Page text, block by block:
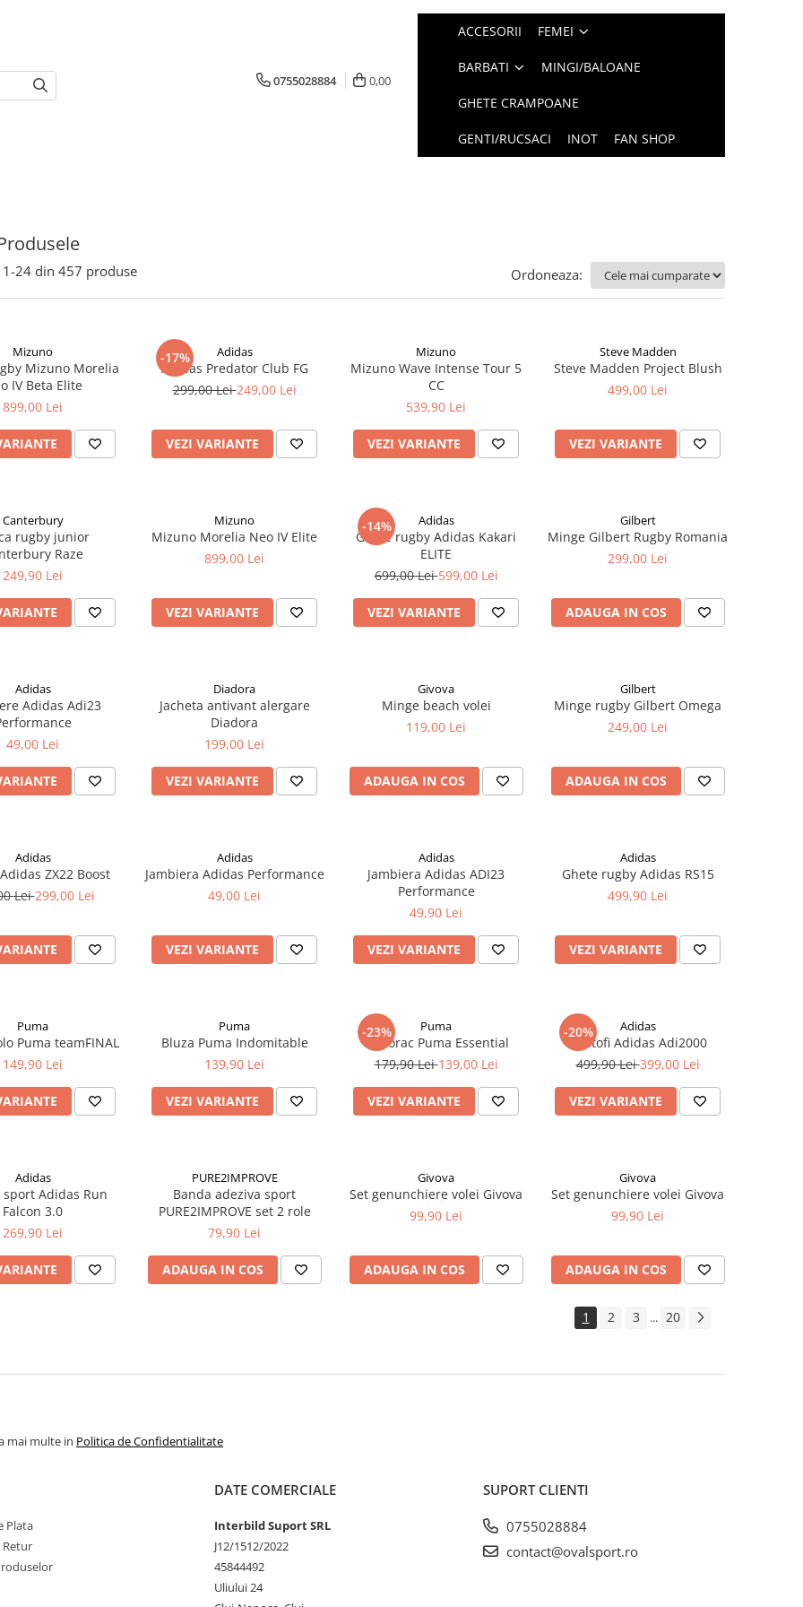
0755028884 0,00
ACCESORII FEMEI
BARBATI MINGI/BALOANE
GHETE CRAMPOANE
GENTI/RUCSACI INOT FAN SHOP
1-24 din 457 produse Ordoneaza:
Mizuno
Mizuno Morelia
IV Beta Elite
899,00 Lei
-17% Adidas
Adidas Predator Club FG
299,00 Lei249,00 Lei
VEZI VARIANTE
Mizuno
Mizuno Wave Intense Tour 5
CC
539,90 Lei
VEZI VARIANTE
Steve Madden
Steve Madden Project Blush
499,00 Lei
VEZI VARIANTE
Canterbury
rugby junior
Raze
249,90 Lei
Mizuno
Mizuno Morelia Neo IV Elite
899,00 Lei
VEZI VARIANTE
-14% Adidas
Ghete rugby Adidas Kakari
ELITE
699,00 Lei599,00 Lei
VEZI VARIANTE
Gilbert
Minge Gilbert Rugby Romania
299,00 Lei
ADAUGA IN COS
Adidas
Adidas Adi23
49,00 Lei
Diadora
Jacheta antivant alergare
Diadora
199,00 Lei
VEZI VARIANTE
Givova
Minge beach volei
119,00 Lei
ADAUGA IN COS
Gilbert
Minge rugby Gilbert Omega
249,00 Lei
ADAUGA IN COS
Adidas
ZX22 Boost
Lei299,00 Lei
Adidas
Jambiera Adidas Performance
49,00 Lei
VEZI VARIANTE
Adidas
Jambiera Adidas ADI23
Performance
49,90 Lei
VEZI VARIANTE
Adidas
Ghete rugby Adidas RS15
499,90 Lei
VEZI VARIANTE
Puma
Puma teamFINAL
149,90 Lei
Puma
Bluza Puma Indomitable
139,90 Lei
VEZI VARIANTE
-23% Puma
Hanorac Puma Essential
179,90 Lei139,00 Lei
VEZI VARIANTE
-20% Adidas
Pantofi Adidas Adi2000
499,90 Lei399,00 Lei
VEZI VARIANTE
Adidas
sport Adidas Run
Falcon 3.0
269,90 Lei
PURE2IMPROVE
Banda adeziva sport
PURE2IMPROVE set 2 role
79,90 Lei
ADAUGA IN COS
Givova
Set genunchiere volei Givova
99,90 Lei
ADAUGA IN COS
Givova
Set genunchiere volei Givova
99,90 Lei
ADAUGA IN COS
1 2 3 ... 20
mai multe in Politica de Confidentialitate
Plata
Retur
DATE COMERCIALE
Interbild Suport SRL
J12/1512/2022
45844492
Uliului 24
SUPORT CLIENTI
0755028884
contact@ovalsport.ro